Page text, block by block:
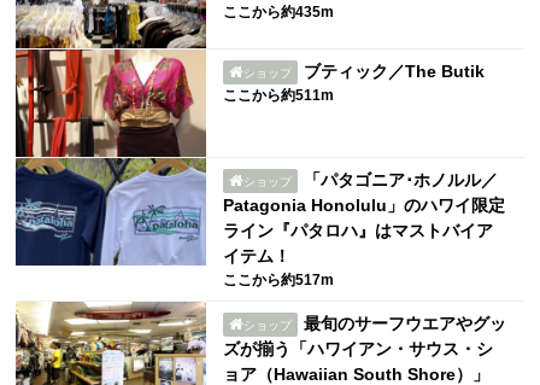
ここから約435m
ショップ ブティック／The Butik
ここから約511m
ショップ
「パタゴニア･ホノルル／
Patagonia Honolulu」のハワイ限定
ライン『パタロハ』はマストバイア
イテム！
ここから約517m
ショップ
最旬のサーフウエアやグッ
ズが揃う「ハワイアン・サウス・シ
ョア（Hawaiian South Shore）」